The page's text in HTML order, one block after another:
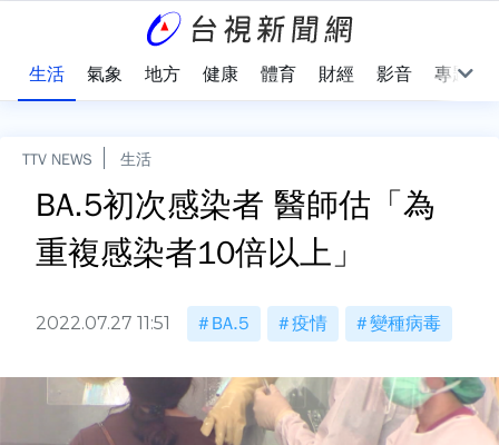
生活 氣象 地方 健康 體育 財經 影音 專題
TTV NEWS 生活
BA.5初次感染者 醫師估「為
重複感染者10倍以上」
2022.07.27 11:51 BA.5 疫情 變種病毒